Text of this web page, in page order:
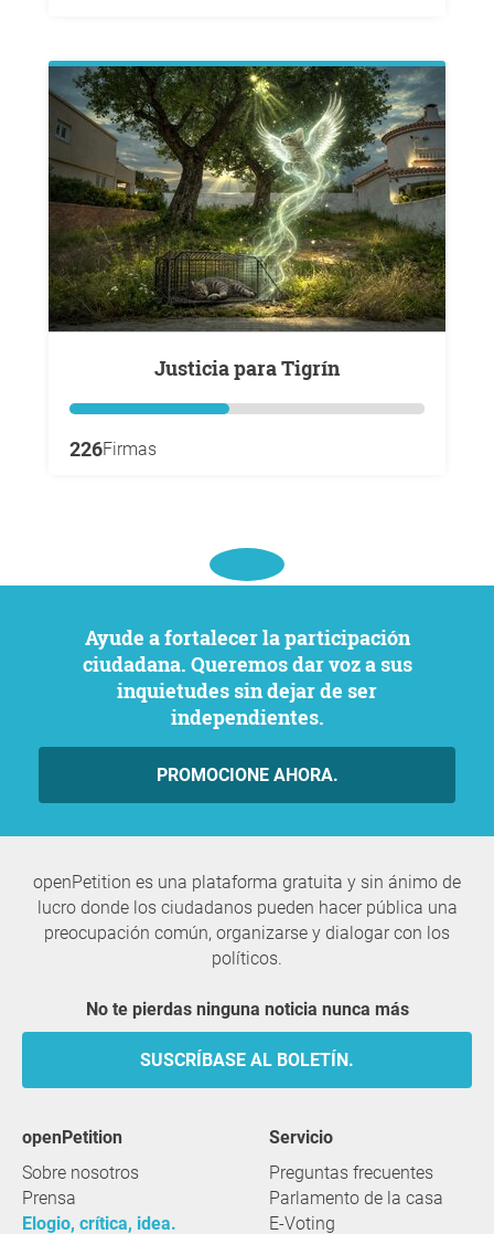
Justicia para Tigrín
226Firmas
Ayude a fortalecer la participación
ciudadana. Queremos dar voz a sus
inquietudes sin dejar de ser
independientes.
PROMOCIONE AHORA.
openPetition es una plataforma gratuita y sin ánimo de
lucro donde los ciudadanos pueden hacer pública una
preocupación común, organizarse y dialogar con los
políticos.
No te pierdas ninguna noticia nunca más
SUSCRÍBASE AL BOLETÍN.
openPetition
Sobre nosotros
Prensa
Elogio, crítica, idea.
servicio
Preguntas frecuentes
Parlamento de la casa
E-Voting